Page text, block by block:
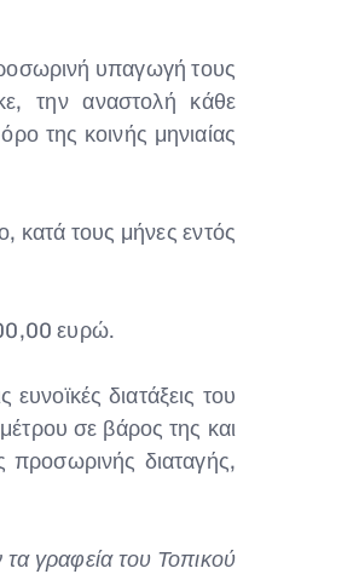
υπαγωγή τους
την αναστολή κάθε
της κοινής μηνιαίας
κατά τους μήνες εντός
ευρώ.
διατάξεις του
σε βάρος της και
προσωρινής διαταγής,
γραφεία του Τοπικού